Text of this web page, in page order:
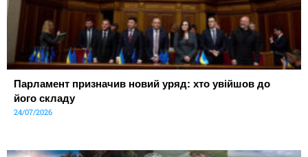
Парламент призначив новий уряд: хто увійшов до
його складу
24/07/2026